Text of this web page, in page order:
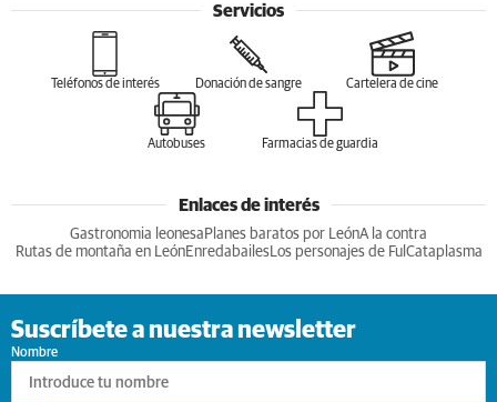
Servicios
Teléfonos de interés Donación de sangre Cartelera de cine
Autobuses Farmacias de guardia
Enlaces de interés
Gastronomia leonesa Planes baratos por LeónA la contra
Rutas de montaña en LeónEnredabailesLos personajes de Ful Cataplasma
Suscríbete a nuestra newsletter
Nombre